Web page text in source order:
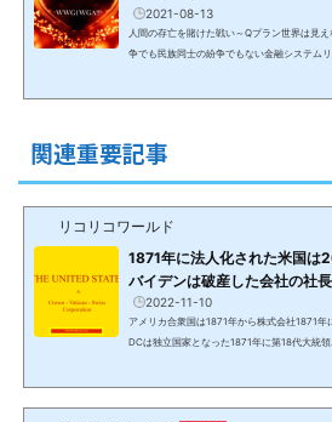
2021-08-13
人間の存亡を賭けた戦い～Qプラン世界は見
争でも民族同士の紛争でもない金融システム
して動いている米軍特殊部隊を中心とする32か
関連重要記事
リコリコワールド
1871年に法人化された米国は
バイデンは破産した会社の社長
2022-11-10
アメリカ合衆国は1871年から株式会社1871
DCは独立国家となった1871年に第18代大統